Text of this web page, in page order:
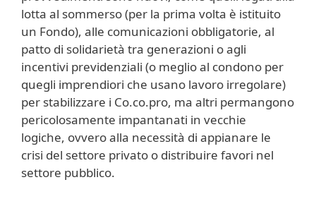
lotta al sommerso (per la prima volta è istituito
un Fondo), alle comunicazioni obbligatorie, al
patto di solidarietà tra generazioni o agli
incentivi previdenziali (o meglio al condono per
quegli imprendiori che usano lavoro irregolare)
per stabilizzare i Co.co.pro, ma altri permangono
pericolosamente impantanati in vecchie
logiche, ovvero alla necessità di appianare le
crisi del settore privato o distribuire favori nel
settore pubblico.